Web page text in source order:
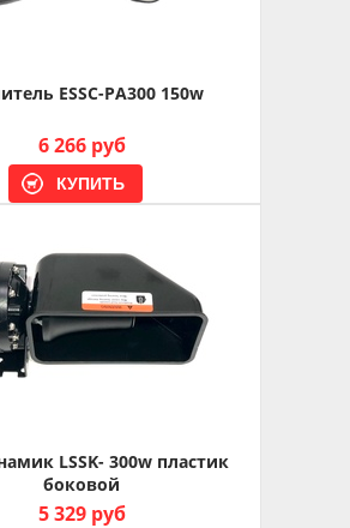
ESSC-РА300 150w
6 266 руб
LSSK- 300w пластик
боковой
5 329 руб